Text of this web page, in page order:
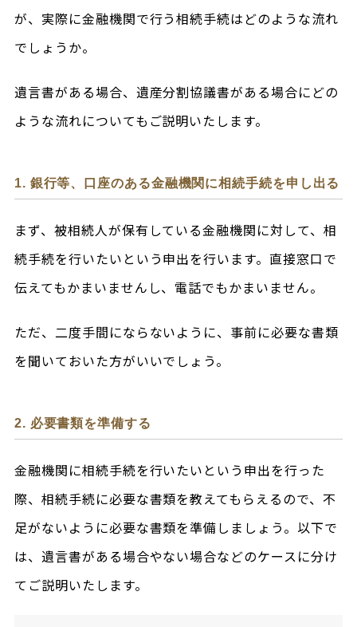
が、実際に金融機関で行う相続手続はどのような流れ
でしょうか。
遺言書がある場合、遺産分割協議書がある場合にどの
ような流れについてもご説明いたします。
1. 銀行等、口座のある金融機関に相続手続を申し出る
まず、被相続人が保有している金融機関に対して、相
続手続を行いたいという申出を行います。直接窓口で
伝えてもかまいませんし、電話でもかまいません。
ただ、二度手間にならないように、事前に必要な書類
を聞いておいた方がいいでしょう。
2. 必要書類を準備する
金融機関に相続手続を行いたいという申出を行った
際、相続手続に必要な書類を教えてもらえるので、不
足がないように必要な書類を準備しましょう。以下で
は、遺言書がある場合やない場合などのケースに分け
てご説明いたします。